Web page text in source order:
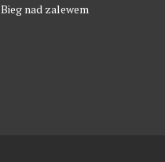
Bieg nad zalewem